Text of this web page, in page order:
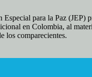
para la Paz (JEP)
en Colombia, al
los comparecientes.